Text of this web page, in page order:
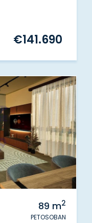
€141.690
89 m2
PETOSOBAN